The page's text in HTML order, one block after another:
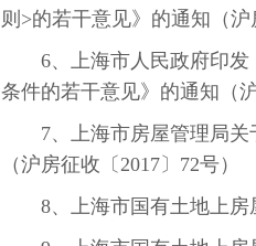
则 >的若干意见》的通知（沪
6、上海市人民政府印
条件的若干意见》的通知（
7、上海市房屋管理局
（沪房征收〔 2017〕 72号）
8、上海市国有土地上房